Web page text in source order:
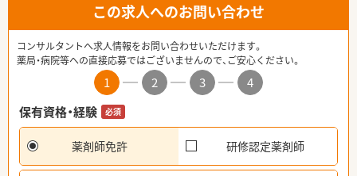
この求人へのお問い合わせ
コンサルタントへ求人情報をお問い合わせいただけます。
薬局・病院等への直接応募ではございませんので、ご安心ください。
1 2 3
4
保有資格・経験
必須
薬剤師免許 研修認定薬剤師